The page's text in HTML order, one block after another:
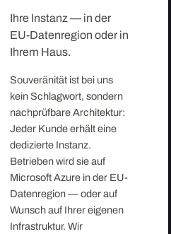
Ihre Instanz — in der
EU-Datenregion oder in
Ihrem Haus.
Souveränität ist bei uns
kein Schlagwort, sondern
nachprüfbare Architektur:
Jeder Kunde erhält eine
dedizierte Instanz.
Betrieben wird sie auf
Microsoft Azure in der EU-
Datenregion — oder auf
Wunsch auf Ihrer eigenen
Infrastruktur. Wir